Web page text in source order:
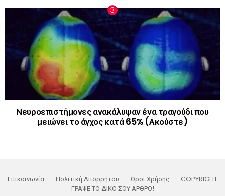
Νευροεπιστήμονες ανακάλυψαν ένα τραγούδι που
μειώνει το άγχος κατά 65% (Ακούστε)
Επικοινωνία Πολιτική Απορρήτου Όροι Χρήσης
COPYRIGHT
ΓΡΑΨΕ ΤΟ ΔΙΚΟ ΣΟΥ ΑΡΘΡΟ!